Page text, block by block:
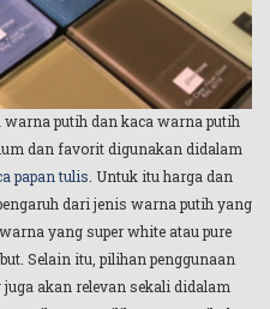
putih dan kaca warna putih
dan favorit digunakan didalam
papan tulis . Untuk itu harga dan
dari jenis warna putih yang
yang super white atau pure
Selain itu, pilihan penggunaan
akan relevan sekali didalam